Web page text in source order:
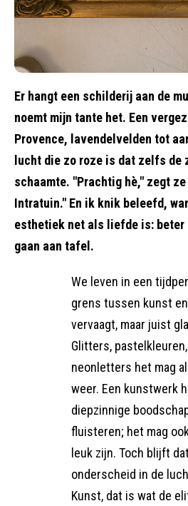
Er hangt een schilderij aan de
noemt mijn tante het. Een
Provence, lavendelvelden tot
lucht die zo roze is dat zelfs de
schaamte. "Prachtig hè," zegt
Intratuin." En ik knik beleefd,
esthetiek net als liefde is:
gaan aan tafel.
We leven in een
grens tussen kunst
vervaagt, maar juist
Glitters, pastelkleuren,
neonletters het mag
weer. Een kunstwerk
diepzinnige
fluisteren; het mag
leuk zijn. Toch blijft
onderscheid in de
Kunst, dat is wat de